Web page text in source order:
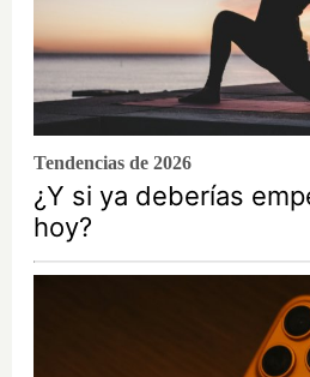
Tendencias de 2026
¿Y si ya deberías
hoy?